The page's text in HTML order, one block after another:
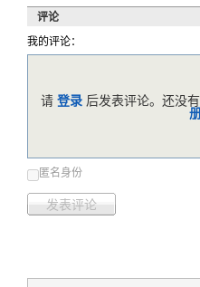
评论
我的评论：
匿名身份
发表评论
请 登录 后发表评论。还没